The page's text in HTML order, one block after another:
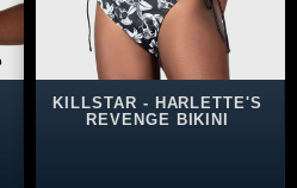
KILLSTAR - HARLETTE'S
REVENGE BIKINI